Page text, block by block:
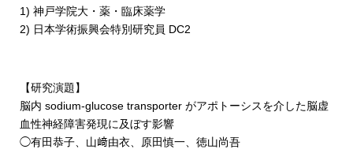
1) 神戸学院大・薬・臨床薬学
2) 日本学術振興会特別研究員 DC2
【研究演題】
脳内 sodium-glucose transporter がアポトーシスを介した脳虚
血性神経障害発現に及ぼす影響
◯有田恭子、山﨑由衣、原田慎一、徳山尚吾